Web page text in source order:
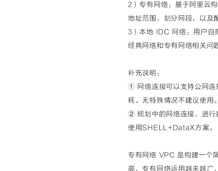
2）专有网络：基于阿里云
地址范围，划分网段，以及
3）本地 IDC 网络：用户自
经典网络和专有网络相关问
补充说明：
① 网络连接可以支持公网连
耗。无特殊情况不建议使用
② 规划中的网络连接，进行
使用SHELL+DataX方案。
专有网络 VPC 是构建一个
高，专有网络运用越来越